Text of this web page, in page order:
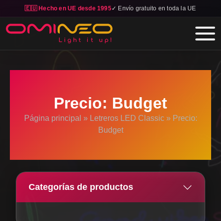
🇪🇺 Hecho en UE desde 1995✓ Envío gratuito en toda la UE
Skip to main content
Precio: Budget
Página principal » Letreros LED Classic» Precio:
Budget
Categorías de productos